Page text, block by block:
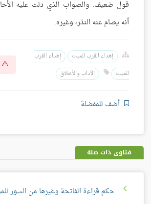
قول ضعيف. والصواب الذي دلت عليه
أنه يصام عنه النذر، وغيره.
إهداء القرب للميت
إهداء القرب
للميت
الآداب والأخلاق
أضف للمفضلة
فتاوى ذات صلة
حكم قراءة الفاتحة وغيرها من السور